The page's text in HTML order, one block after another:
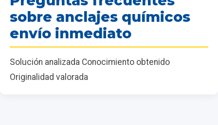
sobre anclajes químicos
envío inmediato
Solución analizada Conocimiento obtenido
Originalidad valorada